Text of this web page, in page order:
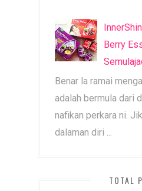
Berry
Benar la ramai
adalah bermula dari
nafikan perkara ni.
dalaman diri ...
TOTAL